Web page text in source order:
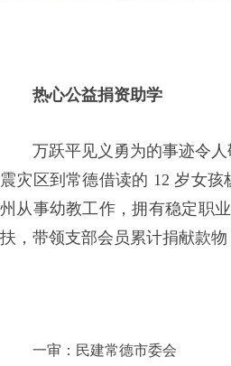
热心公益捐资助学
万跃平见义勇为的事迹令
震灾区到常德借读的 12 岁女
州从事幼教工作，拥有稳定职
扶，带领支部会员累计捐献款
一审：民建常德市委会